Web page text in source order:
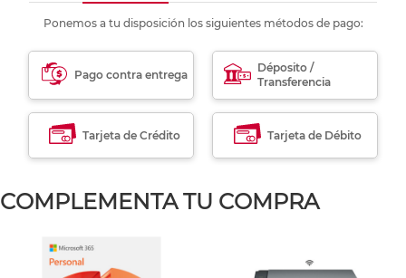
Ponemos a tu disposición los siguientes métodos de pago:
Pago contra entrega
Déposito /
Transferencia
Tarjeta de Crédito Tarjeta de Débito
COMPLEMENTA TU COMPRA